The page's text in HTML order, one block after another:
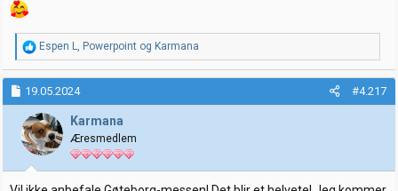
R
e
a
k
j
o
n
e
r
:
Espen L Powerpoint og Karmana
19.05.2024 #4.217
Karmana
Æresmedlem